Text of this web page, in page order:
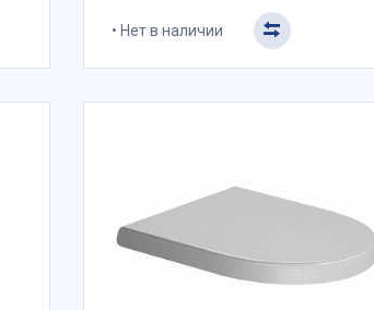
Нет в наличии